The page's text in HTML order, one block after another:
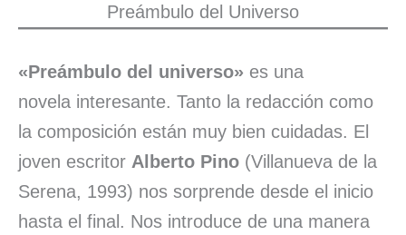
Preámbulo del Universo
«Preámbulo del universo» es una
novela interesante. Tanto la redacción como
la composición están muy bien cuidadas. El
joven escritor Alberto Pino (Villanueva de la
Serena, 1993) nos sorprende desde el inicio
hasta el final. Nos introduce de una manera